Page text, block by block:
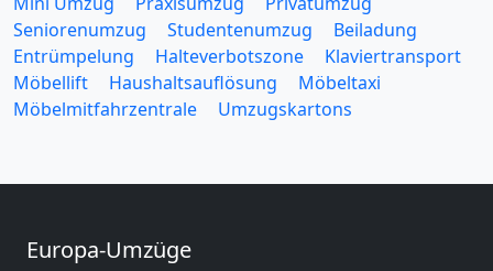
Seniorenumzug
Studentenumzug
Beiladung
Entrümpelung
Halteverbotszone
Klaviertransport
Möbellift
Haushaltsauflösung
Möbeltaxi
Möbelmitfahrzentrale
Umzugskartons
Europa-Umzüge